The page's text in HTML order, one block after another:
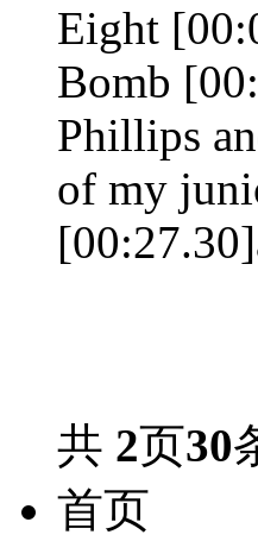
Eight
Bomb
Phillips
of my
共 2页30
首页